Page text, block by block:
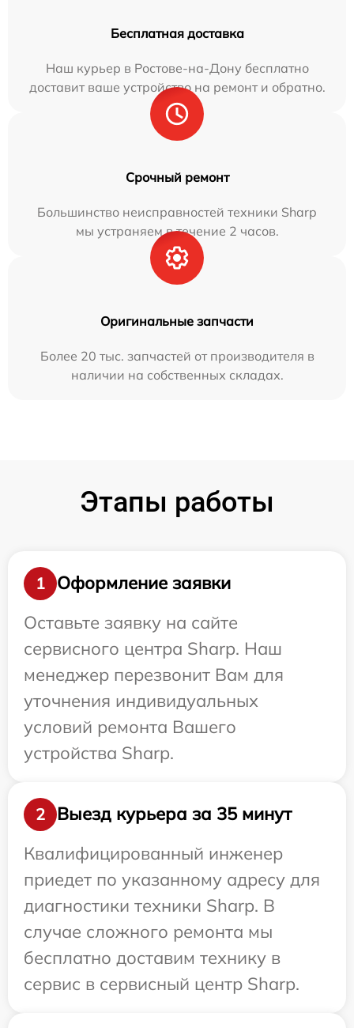
Бесплатная доставка
Наш курьер в Ростове-на-Дону бесплатно
доставит ваше устройство на ремонт и обратно.
Срочный ремонт
Большинство неисправностей техники Sharp
мы устраняем в течение 2 часов.
Оригинальные запчасти
Более 20 тыс. запчастей от производителя в
наличии на собственных складах.
Этапы работы
1
Оформление заявки
Оставьте заявку на сайте
сервисного центра Sharp. Наш
менеджер перезвонит Вам для
уточнения индивидуальных
условий ремонта Вашего
устройства Sharp.
2
Выезд курьера за 35 минут
Квалифицированный инженер
приедет по указанному адресу для
диагностики техники Sharp. В
случае сложного ремонта мы
бесплатно доставим технику в
сервис в сервисный центр Sharp.